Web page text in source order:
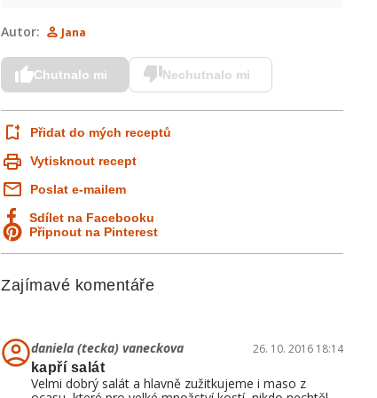
Autor: Jana
Chutnalo mi Nechutnalo mi
Přidat do mých receptů
Vytisknout recept
Poslat e-mailem
Sdílet na Facebooku
Připnout na Pinterest
Zajímavé komentáře
daniela (tecka) vaneckova
26. 10. 2016 18:14
kapří salát
Velmi dobrý salát a hlavně zužitkujeme i maso z